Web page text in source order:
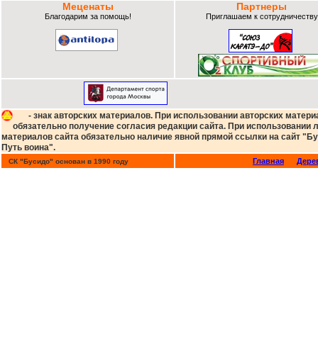
Меценаты
Благодарим за помощь!
Партнеры
Приглашаем к
- знак авторских материалов. При использовании авторских
обязательно получение согласия редакции сайта. При использовании
материалов сайта обязательно наличие явной прямой ссылки на сайт
Путь воина".
СК "Бусидо" основан в 1990 году Главная